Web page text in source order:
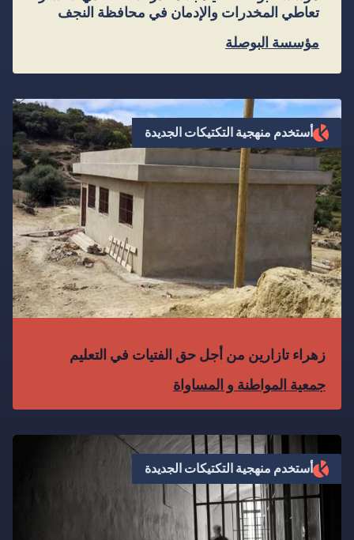
تعاطي المخدرات والإدمان في محافظة النجف
مؤسسة البوصلة
زهراء تازارين من أجل حق الفتيات في التعليم
جمعية المواطنة و المساواة
أستخدم منهجية التكتيكات الجديدة
أستخدم منهجية التكتيكات الجديدة